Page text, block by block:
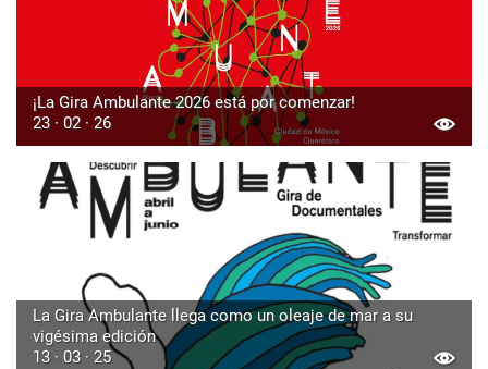
¡La Gira Ambulante 2026 está por comenzar!
23 · 02 · 26
La Gira Ambulante llega como un oleaje de mar a su
vigésima edición
13 · 03 · 25